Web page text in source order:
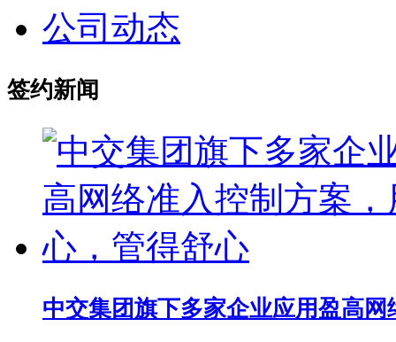
公司动态
签约新闻
中交集团旗下多家企业应用盈高